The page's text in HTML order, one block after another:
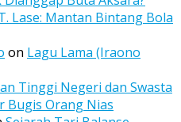
Lase: Mantan Bintang Bola
on Lagu Lama (Iraono
Tinggi Negeri dan Swasta
Bugis Orang Nias